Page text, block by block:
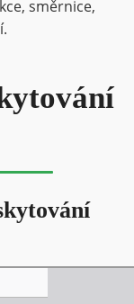
směrnice,